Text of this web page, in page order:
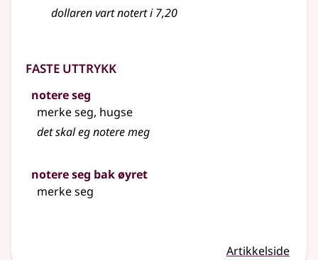
dollaren vart notert i 7,20
Faste uttrykk
notere seg
merke seg, hugse
det skal eg notere meg
notere seg bak øyret
merke seg
Artikkelside